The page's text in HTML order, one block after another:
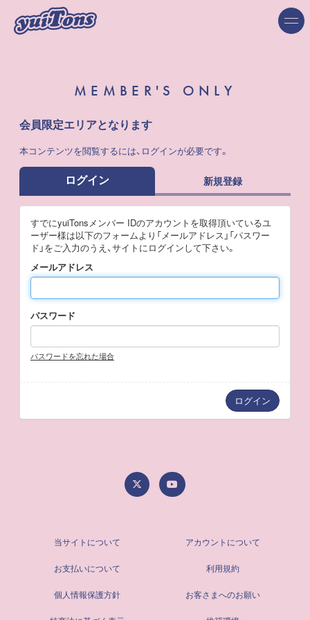
MEMBER'S ONLY
会員限定エリアとなります
本コンテンツを閲覧するには、ログインが必要です。
ログイン 新規登録
すでにyuiTonsメンバー IDのアカウントを取得頂いているユ
ーザー様は以下のフォームより「メールアドレス」「パスワー
ド」をご入力のうえ、サイトにログインして下さい。
メールアドレス
パスワード
パスワードを忘れた場合
当サイトについて アカウントについて
お支払いについて 利用規約
個人情報保護方針 お客さまへのお願い